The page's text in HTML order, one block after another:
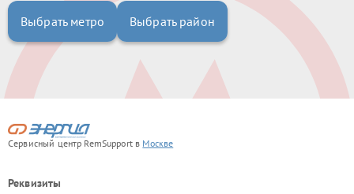
Выбрать метро Выбрать район
Сервисный центр RemSupport в Москве
Реквизиты